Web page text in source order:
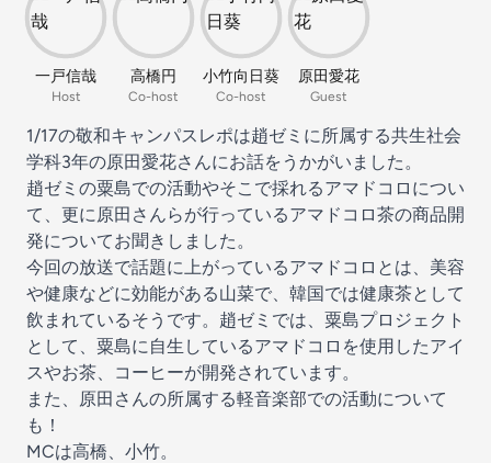
一戸信哉
Host
高橋円
Co-host
小竹向日葵
Co-host
原田愛花
Guest
1/17の敬和キャンパスレポは趙ゼミに所属する共生社会
学科3年の原田愛花さんにお話をうかがいました。
趙ゼミの粟島での活動やそこで採れるアマドコロについ
て、更に原田さんらが行っているアマドコロ茶の商品開
発についてお聞きしました。
今回の放送で話題に上がっているアマドコロとは、美容
や健康などに効能がある山菜で、韓国では健康茶として
飲まれているそうです。趙ゼミでは、粟島プロジェクト
として、粟島に自生しているアマドコロを使用したアイ
スやお茶、コーヒーが開発されています。
また、原田さんの所属する軽音楽部での活動について
も！
MCは高橋、小竹。